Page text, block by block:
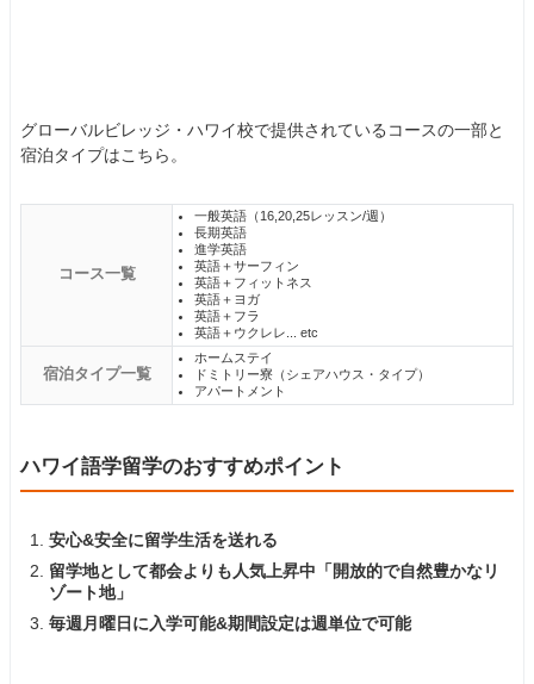
グローバルビレッジ・ハワイ校で提供されているコースの一部と
宿泊タイプはこちら。
コース一覧
一般英語（16,20,25レッスン/週）
長期英語
進学英語
英語＋サーフィン
英語＋フィットネス
英語＋ヨガ
英語＋フラ
英語＋ウクレレ... etc
宿泊タイプ一覧
ホームステイ
ドミトリー寮（シェアハウス・タイプ）
アパートメント
ハワイ語学留学のおすすめポイント
安心&安全に留学生活を送れる
留学地として都会よりも人気上昇中「開放的で自然豊かなリ
ゾート地」
毎週月曜日に入学可能&期間設定は週単位で可能